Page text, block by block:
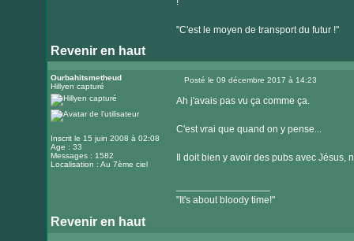
"C'est le moyen de transport du futur !"
Revenir en haut
Ourbahitsmetheud
Hillyen capturé
Inscrit le 15 juin 2008 à 02:08
Age : 33
Messages : 1582
Localisation : Au 7ème ciel
Posté le 09 décembre 2017 à 14:23
Ah j'avais pas vu ça comme ça.
C'est vrai que quand on y pense...
Il doit bien y avoir des pubs avec Jésus,
"It's about bloody time!"
Revenir en haut